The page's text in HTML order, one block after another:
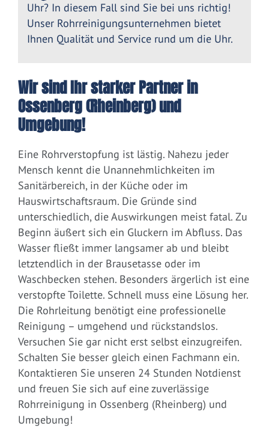
Uhr? In diesem Fall sind Sie bei uns richtig!
Unser Rohrreinigungsunternehmen bietet
Ihnen Qualität und Service rund um die Uhr.
Wir sind Ihr starker Partner in
Ossenberg (Rheinberg) und
Umgebung!
Eine Rohrverstopfung ist lästig. Nahezu jeder
Mensch kennt die Unannehmlichkeiten im
Sanitärbereich, in der Küche oder im
Hauswirtschaftsraum. Die Gründe sind
unterschiedlich, die Auswirkungen meist fatal. Zu
Beginn äußert sich ein Gluckern im Abfluss. Das
Wasser fließt immer langsamer ab und bleibt
letztendlich in der Brausetasse oder im
Waschbecken stehen. Besonders ärgerlich ist eine
verstopfte Toilette. Schnell muss eine Lösung her.
Die Rohrleitung benötigt eine professionelle
Reinigung – umgehend und rückstandslos.
Versuchen Sie gar nicht erst selbst einzugreifen.
Schalten Sie besser gleich einen Fachmann ein.
Kontaktieren Sie unseren 24 Stunden Notdienst
und freuen Sie sich auf eine zuverlässige
Rohrreinigung in Ossenberg (Rheinberg) und
Umgebung!